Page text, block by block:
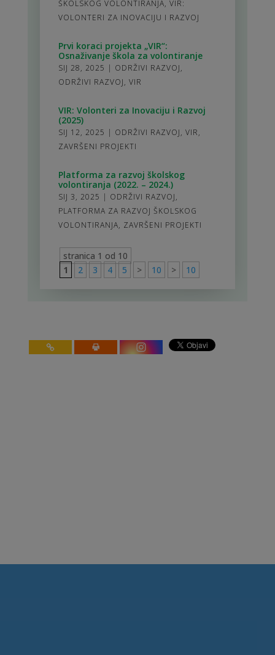
ŠKOLSKOG VOLONTIRANJA, VIR:
VOLONTERI ZA INOVACIJU I RAZVOJ
Prvi koraci projekta „VIR“:
Osnaživanje škola za volontiranje
SIJ 28, 2025 | ODRŽIVI RAZVOJ,
ODRŽIVI RAZVOJ, VIR
VIR: Volonteri za Inovaciju i Razvoj
(2025)
SIJ 12, 2025 | ODRŽIVI RAZVOJ, VIR,
ZAVRŠENI PROJEKTI
Platforma za razvoj školskog
volontiranja (2022. – 2024.)
SIJ 3, 2025 | ODRŽIVI RAZVOJ,
PLATFORMA ZA RAZVOJ ŠKOLSKOG
VOLONTIRANJA, ZAVRŠENI PROJEKTI
stranica 1 od 10
1
2 3 4 5 > 10 > 10